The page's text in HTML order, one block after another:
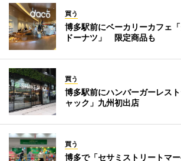
買う
博多駅前にベーカリーカフェ
ドーナツ」 限定商品も
買う
博多駅前にハンバーガーレス
ャック」九州初出店
買う
博多で「セサミストリートマ